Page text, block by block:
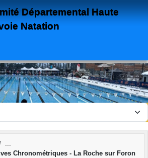
Départemental Haute
Natation
Chronométriques - La Roche sur Foron
cookies